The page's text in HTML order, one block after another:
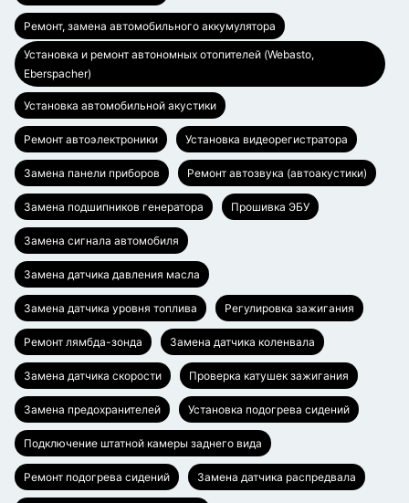
Ремонт, замена автомобильного аккумулятора
Установка и ремонт автономных отопителей (Webasto,
Eberspacher)
Установка автомобильной акустики
Ремонт автоэлектроники Установка видеорегистратора
Замена панели приборов Ремонт автозвука (автоакустики)
Замена подшипников генератора Прошивка ЭБУ
Замена сигнала автомобиля
Замена датчика давления масла
Замена датчика уровня топлива Регулировка зажигания
Ремонт лямбда-зонда Замена датчика коленвала
Замена датчика скорости Проверка катушек зажигания
Замена предохранителей Установка подогрева сидений
Подключение штатной камеры заднего вида
Ремонт подогрева сидений Замена датчика распредвала